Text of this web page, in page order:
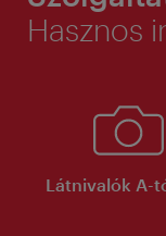
Hasznos
Látnivalók A-